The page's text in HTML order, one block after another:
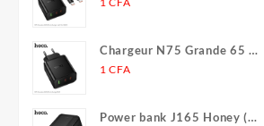
Chargeur N75 Grande 65 W
(2C1A) (UE)
1CFA
Power bank J165 Honey (30